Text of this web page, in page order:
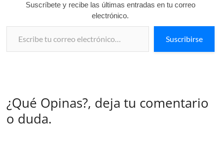
Suscríbete y recibe las últimas entradas en tu correo
electrónico.
Escribe tu correo electrónico…
Suscribirse
¿Qué Opinas?, deja tu comentario
o duda.